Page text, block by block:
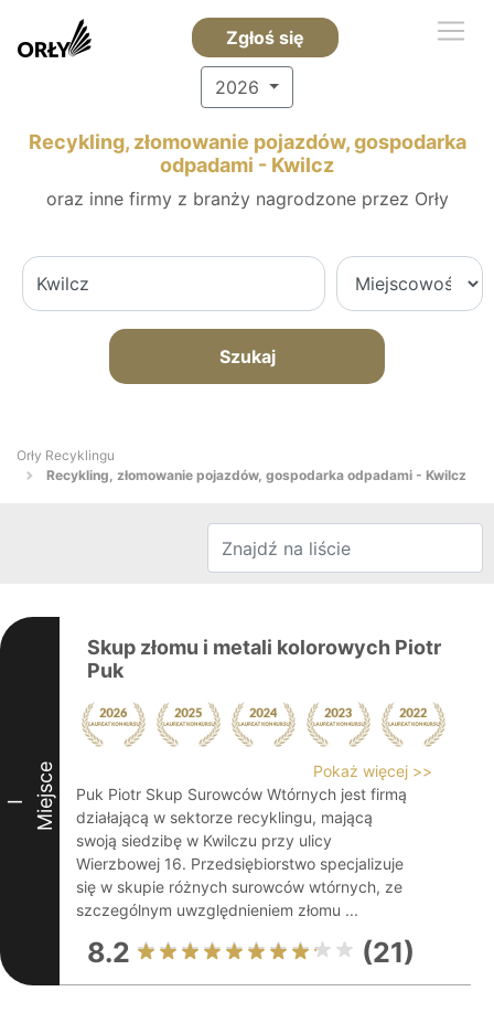
Zgłoś się
2026
Recykling, złomowanie pojazdów, gospodarka
odpadami - Kwilcz
oraz inne firmy z branży nagrodzone przez Orły
Szukaj
Orły Recyklingu
Recykling, złomowanie pojazdów, gospodarka odpadami - Kwilcz
I Miejsce
Skup złomu i metali kolorowych Piotr
Puk
Pokaż więcej >>
Puk Piotr Skup Surowców Wtórnych jest firmą
działającą w sektorze recyklingu, mającą
swoją siedzibę w Kwilczu przy ulicy
Wierzbowej 16. Przedsiębiorstwo specjalizuje
się w skupie różnych surowców wtórnych, ze
szczególnym uwzględnieniem złomu ...
8.2 (21)